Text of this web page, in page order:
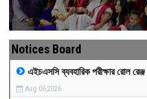
ACADEMICS
GALLERY
MEDIA
Notices Board
এইচএসসি ব্যবহারিক পরীক্ষার রোল রেঞ্জ
Aug 06,2026